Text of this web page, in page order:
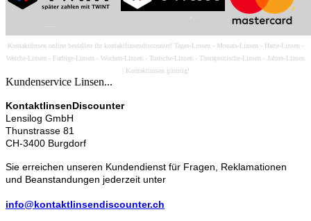
Kontaktlinsen online bestellen ihr kontaktlinsendiscounter! Tages-Linsen - Monats-Linsen - Harte-Linsen -
Weiche-Linsen - Farbige-Linsen - Wochen-Linsen - Torische-Linsen - Therapeutische-Linsen - Jahres-Linsen
| Kontaktlinsen günstig!
Kundenservice Linsen...
KontaktlinsenDiscounter
Lensilog GmbH
Thunstrasse 81
CH-3400 Burgdorf
Sie erreichen unseren Kundendienst für Fragen, Reklamationen
und Beanstandungen jederzeit unter
info@kontaktlinsendiscounter.ch